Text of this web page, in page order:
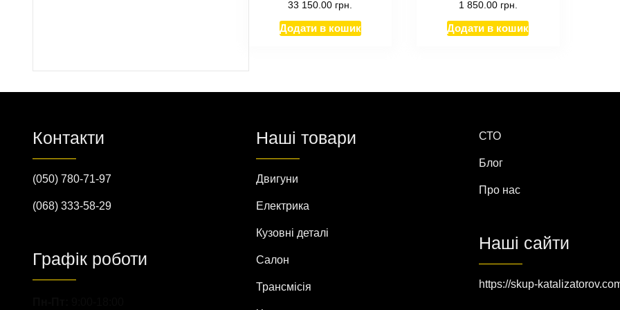
33 150.00 грн.
Додати в кошик
1 850.00 грн.
Додати в кошик
Контакти
(050) 780-71-97
(068) 333-58-29
Графік роботи
Наші товари
Двигуни
Електрика
Кузовні деталі
Салон
Трансмісія
СТО
Блог
Про нас
Наші сайти
https://skup-